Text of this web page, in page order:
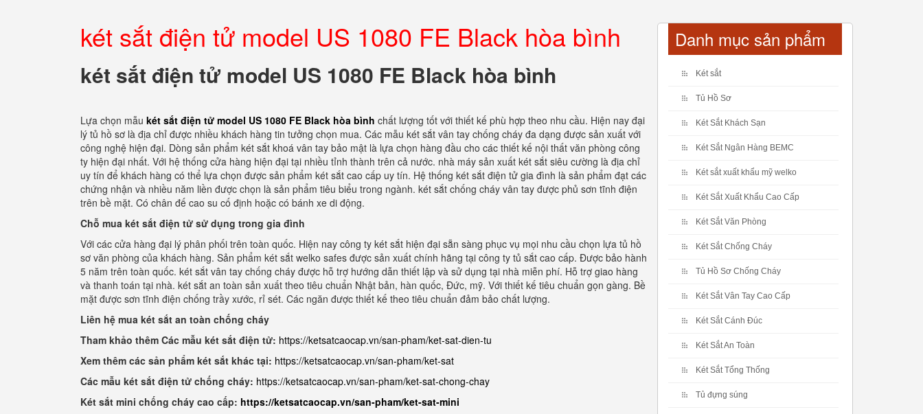
két sắt điện tử model US 1080 FE Black hòa bình
két sắt điện tử model US 1080 FE Black hòa bình
Lựa chọn mẫu két sắt điện tử model US 1080 FE Black hòa bình chất lượng tốt với thiết kế phù hợp theo nhu cầu. Hiện nay đại
lý tủ hồ sơ là địa chỉ được nhiều khách hàng tin tưởng chọn mua. Các mẫu két sắt vân tay chống cháy đa dạng được sản xuất với
công nghệ hiện đại. Dòng sản phẩm két sắt khoá vân tay bảo mật là lựa chọn hàng đầu cho các thiết kế nội thất văn phòng công
ty hiện đại nhất. Với hệ thống cửa hàng hiện đại tại nhiều tỉnh thành trên cả nước. nhà máy sản xuất két sắt siêu cường là địa chỉ
uy tín để khách hàng có thể lựa chọn được sản phẩm két sắt cao cấp uy tín. Hệ thống két sắt điện tử gia đình là sản phẩm đạt các
chứng nhận và nhiều năm liền được chọn là sản phẩm tiêu biểu trong ngành. két sắt chống cháy vân tay được phủ sơn tĩnh điện
trên bề mặt. Có chân đế cao su cố định hoặc có bánh xe di động.
Chỗ mua két sắt điện tử sử dụng trong gia đình
Với các cửa hàng đại lý phân phối trên toàn quốc. Hiện nay công ty két sắt hiện đại sẵn sàng phục vụ mọi nhu cầu chọn lựa tủ hồ
sơ văn phòng của khách hàng. Sản phẩm két sắt welko safes được sản xuất chính hãng tại công ty tủ sắt cao cấp. Được bảo hành
5 năm trên toàn quốc. két sắt vân tay chống cháy được hỗ trợ hướng dẫn thiết lập và sử dụng tại nhà miễn phí. Hỗ trợ giao hàng
và thanh toán tại nhà. két sắt an toàn sản xuất theo tiêu chuẩn Nhật bản, hàn quốc, Đức, mỹ. Với thiết kế tiêu chuẩn gọn gàng. Bề
mặt được sơn tĩnh điện chống trầy xước, rỉ sét. Các ngăn được thiết kế theo tiêu chuẩn đảm bảo chất lượng.
Liên hệ mua két sắt an toàn chống cháy
Tham khảo thêm Các mẫu két sắt điện tử: https://ketsatcaocap.vn/san-pham/ket-sat-dien-tu
Xem thêm các sản phẩm két sắt khác tại: https://ketsatcaocap.vn/san-pham/ket-sat
Các mẫu két sắt điện tử chống cháy: https://ketsatcaocap.vn/san-pham/ket-sat-chong-chay
Két sắt mini chống cháy cao cấp: https://ketsatcaocap.vn/san-pham/ket-sat-mini
Danh mục sản phẩm
Két sắt
Tủ Hồ Sơ
Két Sắt Khách Sạn
Két Sắt Ngân Hàng BEMC
Két sắt xuất khẩu mỹ welko
Két Sắt Xuất Khẩu Cao Cấp
Két Sắt Văn Phòng
Két Sắt Chống Cháy
Tủ Hồ Sơ Chống Cháy
Két Sắt Vân Tay Cao Cấp
Két Sắt Cánh Đúc
Két Sắt An Toàn
Két Sắt Tổng Thống
Tủ đựng súng